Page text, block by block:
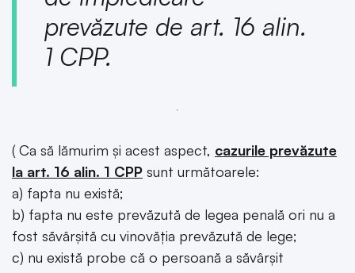
prevăzute de art. 16 alin.
1 CPP.
( Ca să lămurim și acest aspect, cazurile prevăzute
la art. 16 alin. 1 CPP sunt următoarele:
a) fapta nu există;
b) fapta nu este prevăzută de legea penală ori nu a
fost săvârşită cu vinovăţia prevăzută de lege;
c) nu există probe că o persoană a săvârşit